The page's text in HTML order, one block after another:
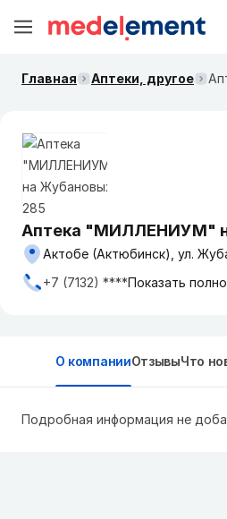
Главная Аптеки, другое
Аптека "МИЛЛЕНИУМ"
Актобе (Актюбинск), ул.
+7 (7132) ****Показать
О компанииОтзывыЧто
Подробная информация не